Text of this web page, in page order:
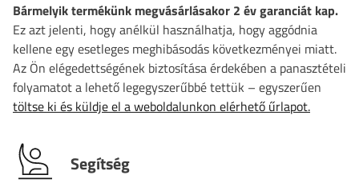
Bármelyik termékünk megvásárlásakor 2 év garanciát kap.
Ez azt jelenti, hogy anélkül használhatja, hogy aggódnia
kellene egy esetleges meghibásodás következményei miatt.
Az Ön elégedettségének biztosítása érdekében a panasztételi
folyamatot a lehető legegyszerűbbé tettük – egyszerűen
töltse ki és küldje el a weboldalunkon elérhető űrlapot.
Segítség